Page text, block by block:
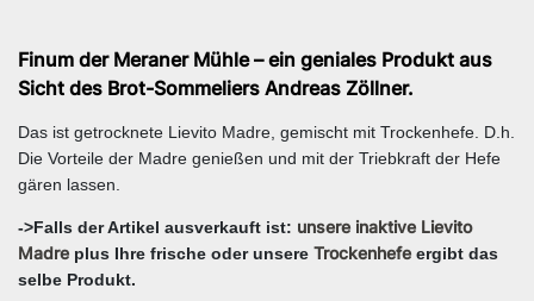
Finum der Meraner Mühle – ein geniales Produkt aus
Sicht des Brot-Sommeliers Andreas Zöllner.
Das ist getrocknete Lievito Madre, gemischt mit Trockenhefe. D.h.
Die Vorteile der Madre genießen und mit der Triebkraft der Hefe
gären lassen.
->Falls der Artikel ausverkauft ist: unsere inaktive Lievito
Madre plus Ihre frische oder unsere Trockenhefe ergibt das
selbe Produkt.